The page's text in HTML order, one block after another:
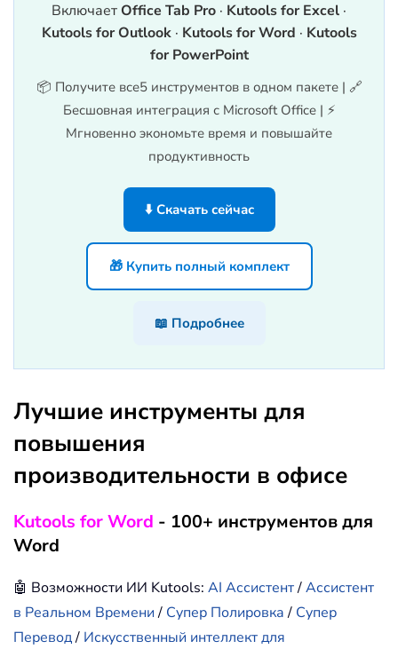
ВключаетOffice Tab Pro · Kutools for Excel ·
Kutools for Outlook· Kutools for Word · Kutools
for PowerPoint
📦 Получите все5 инструментов в одном пакете | 🔗
Бесшовная интеграция с Microsoft Office | ⚡
Мгновенно экономьте время и повышайте
продуктивность
⬇️ Скачать сейчас
🎁 Купить полный комплект
📖 Подробнее
Лучшие инструменты для
повышения
производительности в офисе
Kutools for Word - 100+ инструментов для
Word
🤖 Возможности ИИ Kutools: AI Ассистент/Ассистент
в Реальном Времени/ Супер Полировка/ Супер
Перевод/ Искусственный интеллект для